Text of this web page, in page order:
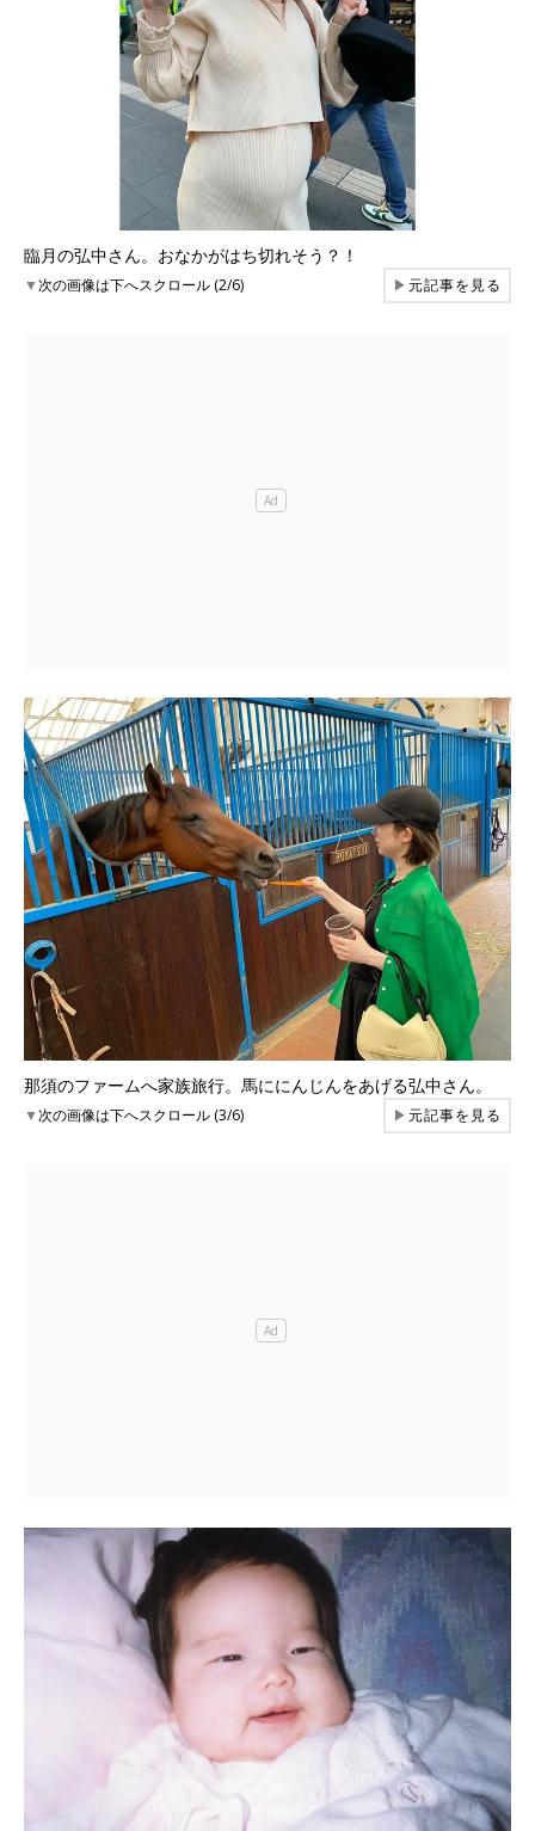
臨月の弘中さん。おなかがはち切れそう？！
▼次の画像は下へスクロール (2/6) ▶元記事を見る
那須のファームへ家族旅行。馬ににんじんをあげる弘中さん。
▼次の画像は下へスクロール (3/6) ▶元記事を見る